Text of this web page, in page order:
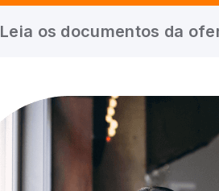
Leia os documentos da